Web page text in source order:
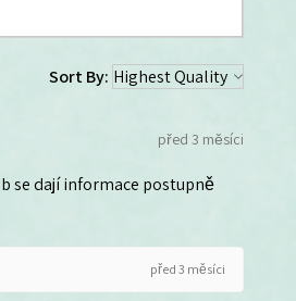
Sort By:
před 3 měsíci
se dají informace postupně
před 3 měsíci